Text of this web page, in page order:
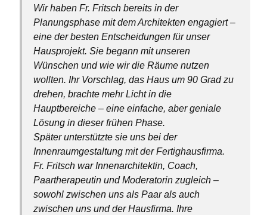
Wir haben Fr. Fritsch bereits in der
Planungsphase mit dem Architekten engagiert –
eine der besten Entscheidungen für unser
Hausprojekt. Sie begann mit unseren
Wünschen und wie wir die Räume nutzen
wollten. Ihr Vorschlag, das Haus um 90 Grad zu
drehen, brachte mehr Licht in die
Hauptbereiche – eine einfache, aber geniale
Lösung in dieser frühen Phase.
Später unterstützte sie uns bei der
Innenraumgestaltung mit der Fertighausfirma.
Fr. Fritsch war Innenarchitektin, Coach,
Paartherapeutin und Moderatorin zugleich –
sowohl zwischen uns als Paar als auch
zwischen uns und der Hausfirma. Ihre